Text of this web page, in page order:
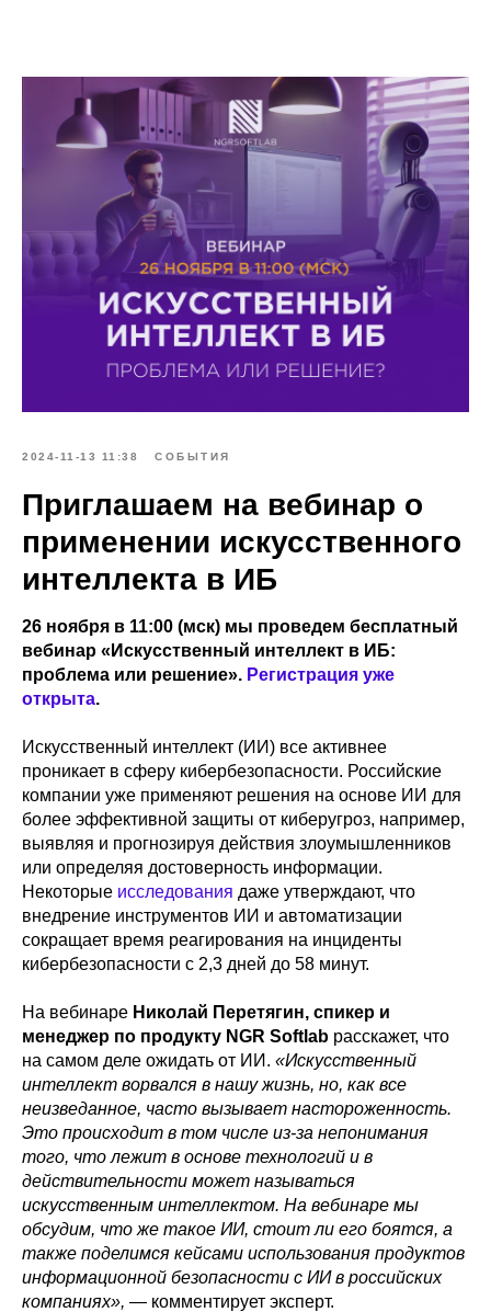
2024-11-13 11:38 СОБЫТИЯ
Приглашаем на вебинар о
применении искусственного
интеллекта в ИБ
26 ноября в 11:00 (мск) мы проведем бесплатный
вебинар «Искусственный интеллект в ИБ:
проблема или решение». Регистрация уже
открыта.
Искусственный интеллект (ИИ) все активнее
проникает в сферу кибербезопасности. Российские
компании уже применяют решения на основе ИИ для
более эффективной защиты от киберугроз, например,
выявляя и прогнозируя действия злоумышленников
или определяя достоверность информации.
Некоторые исследования даже утверждают, что
внедрение инструментов ИИ и автоматизации
сокращает время реагирования на инциденты
кибербезопасности с 2,3 дней до 58 минут.
На вебинаре Николай Перетягин, спикер и
менеджер по продукту NGR Softlab расскажет, что
на самом деле ожидать от ИИ. «Искусственный
интеллект ворвался в нашу жизнь, но, как все
неизведанное, часто вызывает настороженность.
Это происходит в том числе из-за непонимания
того, что лежит в основе технологий и в
действительности может называться
искусственным интеллектом. На вебинаре мы
обсудим, что же такое ИИ, стоит ли его боятся, а
также поделимся кейсами использования продуктов
информационной безопасности с ИИ в российских
компаниях», — комментирует эксперт.